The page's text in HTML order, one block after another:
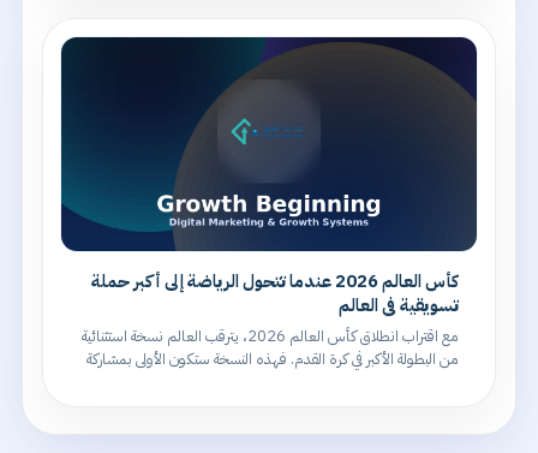
كأس العالم 2026 عندما تتحول الرياضة إلى أكبر حملة
تسويقية في العالم
مع اقتراب انطلاق كأس العالم 2026، يترقب العالم نسخة استثنائية
من البطولة الأكبر في كرة القدم. فهذه النسخة ستكون الأولى بمشاركة